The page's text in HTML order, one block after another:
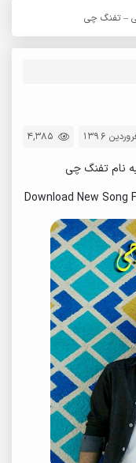
– تفنگ چی
4,385
نام تفنگ چی
Download New Song